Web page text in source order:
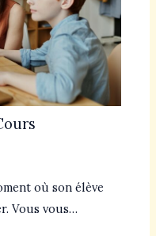
où son élève
Vous vous…